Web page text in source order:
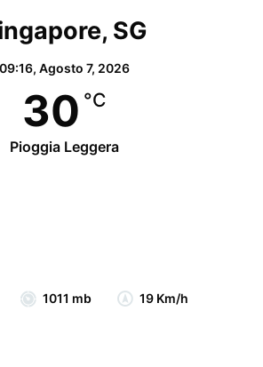
SG
09:16, Agosto 7, 2026
30 °C
Pioggia Leggera
1011 mb 19 Km/h